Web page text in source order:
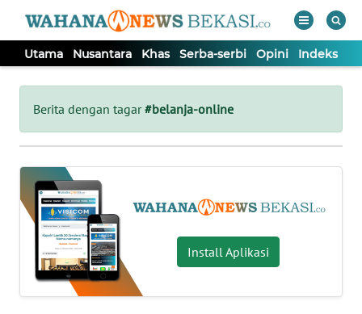
Utama Nusantara Khas Serba-serbi Opini Indeks
Berita dengan tagar#belanja-online
Install Aplikasi
Tutup
UTAMA
NUSANTARA
KHAS
SERBA-
SERBI